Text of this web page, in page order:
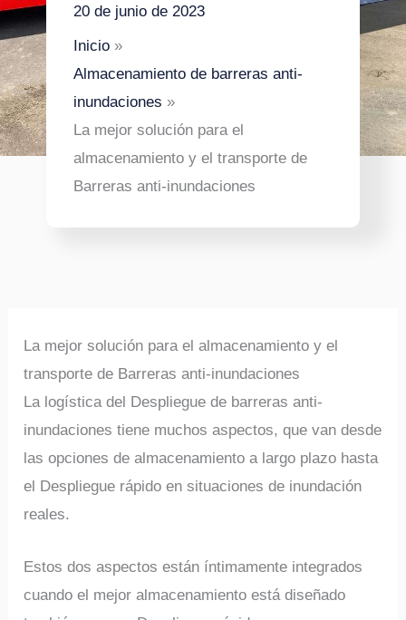
20 de junio de 2023
Inicio
Almacenamiento de barreras anti-
inundaciones
La mejor solución para el
almacenamiento y el transporte de
Barreras anti-inundaciones
La mejor solución para el almacenamiento y el
transporte de Barreras anti-inundaciones
La logística del Despliegue de barreras anti-
inundaciones tiene muchos aspectos, que van desde
las opciones de almacenamiento a largo plazo hasta
el Despliegue rápido en situaciones de inundación
reales.
Estos dos aspectos están íntimamente integrados
cuando el mejor almacenamiento está diseñado